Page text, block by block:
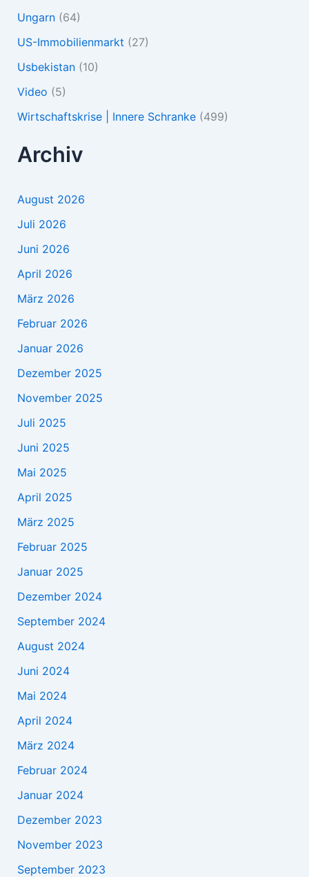
Ungarn(64)
US-Immobilienmarkt (27)
Usbekistan(10)
Video (5)
Wirtschaftskrise | Innere Schranke(499)
Archiv
August 2026
Juli 2026
Juni 2026
April 2026
März 2026
Februar 2026
Januar 2026
Dezember 2025
November 2025
Juli 2025
Juni 2025
Mai 2025
April 2025
März 2025
Februar 2025
Januar 2025
Dezember 2024
September 2024
August 2024
Juni 2024
Mai 2024
April 2024
März 2024
Februar 2024
Januar 2024
Dezember 2023
November 2023
September 2023